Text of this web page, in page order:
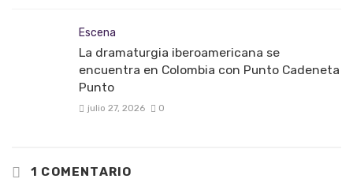
Escena
La dramaturgia iberoamericana se
encuentra en Colombia con Punto Cadeneta
Punto
julio 27, 2026 0
1 COMENTARIO